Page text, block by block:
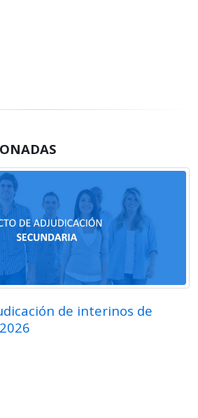
de interinos de